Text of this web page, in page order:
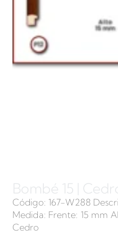
Bombé 15 |
Código: 167-W288
Medida: Frente: 15 mm
Cedro